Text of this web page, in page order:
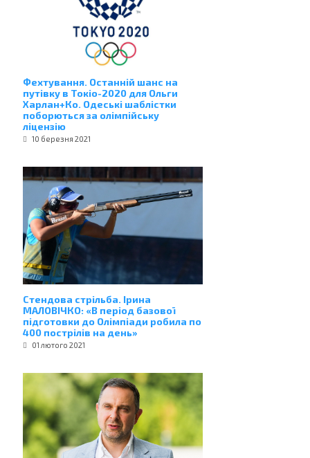
Фехтування. Останній шанс на
путівку в Токіо-2020 для Ольги
Харлан+Ко. Одеські шаблістки
поборються за олімпійську
ліцензію
10 березня 2021
Стендова стрільба. Ірина
МАЛОВІЧКО: «В період базової
підготовки до Олімпіади робила по
400 пострілів на день»
01 лютого 2021